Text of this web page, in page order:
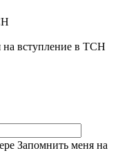
на вступление в ТСН
Запомнить меня на